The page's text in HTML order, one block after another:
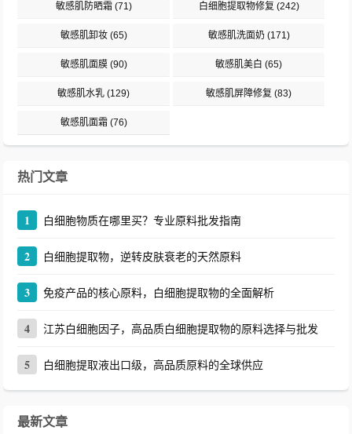
敏感肌防晒霜(71) 白细胞提取物修复 (242)
敏感肌卸妆(65) 敏感肌洗面奶(171)
敏感肌面膜(90) 敏感肌美白 (65)
敏感肌水乳 (129) 敏感肌屏障修复 (83)
敏感肌面霜(76)
热门文章
1 白细胞物质在哪里买？专业原料批发指南
2 白细胞提取物，逆转皮肤衰老的天然原料
3 免疫产品的核心原料，白细胞提取物的全面解析
4 江苏白细胞因子，高品质白细胞提取物的原料选择与批发
5 白细胞提取液出口级，高品质原料的全球供应
最新文章